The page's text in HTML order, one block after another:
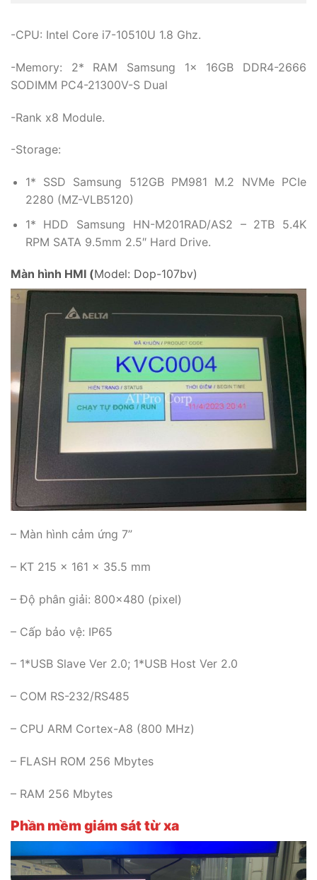
-CPU: Intel Core i7-10510U 1.8 Ghz.
-Memory: 2* RAM Samsung 1x 16GB DDR4-2666
SODIMM PC4-21300V-S Dual
-Rank x8 Module.
-Storage:
1* SSD Samsung 512GB PM981 M.2 NVMe PCIe
2280 (MZ-VLB5120)
1* HDD Samsung HN-M201RAD/AS2 – 2TB 5.4K
RPM SATA 9.5mm 2.5″ Hard Drive.
Màn hình HMI (Model: Dop-107bv)
– Màn hình cảm ứng 7”
– KT 215 x 161 x 35.5 mm
– Độ phân giải: 800×480 (pixel)
– Cấp bảo vệ: IP65
– 1*USB Slave Ver 2.0; 1*USB Host Ver 2.0
– COM RS-232/RS485
– CPU ARM Cortex-A8 (800 MHz)
– FLASH ROM 256 Mbytes
– RAM 256 Mbytes
Phần mềm giám sát từ xa